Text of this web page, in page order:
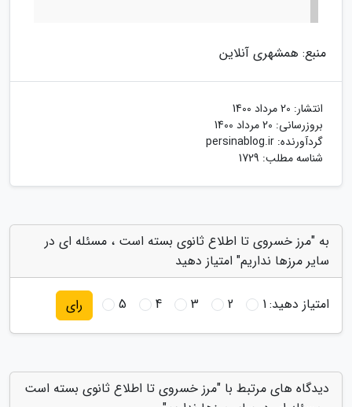
منبع: همشهری آنلاین
انتشار: 20 مرداد 1400
بروزرسانی: 20 مرداد 1400
گردآورنده: persinablog.ir
شناسه مطلب: 1729
به "مرز خسروی تا اطلاع ثانوی بسته است ، مسئله ای در
سایر مرزها نداریم" امتیاز دهید
امتیاز دهید:1
2
3
4
5 رای
دیدگاه های مرتبط با "مرز خسروی تا اطلاع ثانوی بسته است